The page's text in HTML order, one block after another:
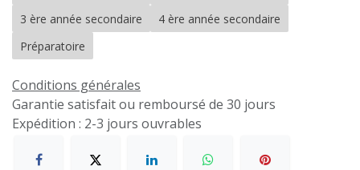
3 ère année secondaire
4 ère année secondaire
Préparatoire
Conditions générales
Garantie satisfait ou remboursé de 30 jours
Expédition : 2-3 jours ouvrables